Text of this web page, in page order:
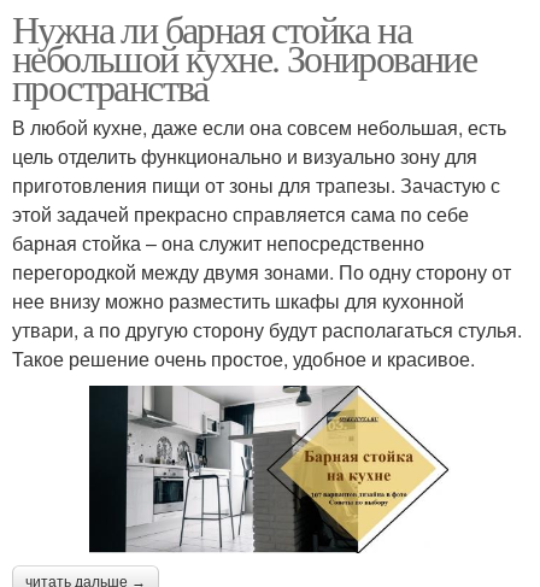
Нужна ли барная стойка на
небольшой кухне. Зонирование
пространства
В любой кухне, даже если она совсем небольшая, есть
цель отделить функционально и визуально зону для
приготовления пищи от зоны для трапезы. Зачастую с
этой задачей прекрасно справляется сама по себе
барная стойка – она служит непосредственно
перегородкой между двумя зонами. По одну сторону от
нее внизу можно разместить шкафы для кухонной
утвари, а по другую сторону будут располагаться стулья.
Такое решение очень простое, удобное и красивое.
читать дальше →